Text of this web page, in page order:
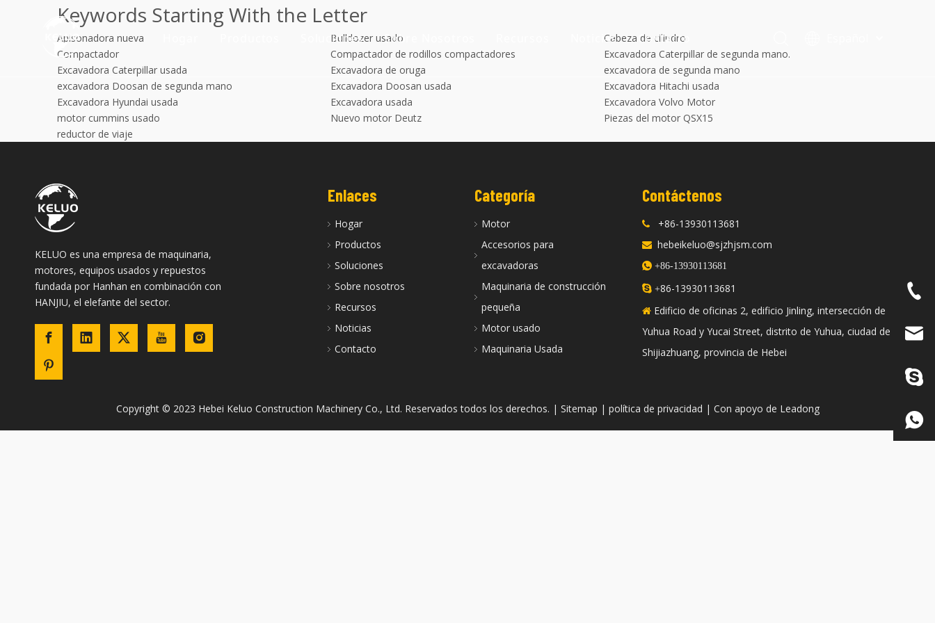
Accesorios para excavadoras
Maquinaria Usada
Soluciones Sobre Nosotros
Nuestra historia
Nuestra ventaja Preguntas más frecuentes
Noticias Contacto
Keywords Starting With the Letter
Apisonadora nueva Bulldozer usado
Cabeza de cilindro
Compactador
Compactador de rodillos compactadores
Excavadora Caterpillar de segunda mano.
Excavadora Caterpillar usada
Excavadora de oruga
excavadora de segunda mano
excavadora Doosan de segunda mano
Excavadora Doosan usada
Excavadora Hitachi usada
Excavadora Hyundai usada
Excavadora usada
Excavadora Volvo Motor
motor cummins usado
Nuevo motor Deutz
Piezas del motor QSX15
reductor de viaje
KELUO es una empresa de maquinaria,
motores, equipos usados ​​y repuestos
fundada por Hanhan en combinación con
HANJIU, el elefante del sector.
Enlaces
Hogar
Productos
Soluciones
Sobre nosotros
Recursos
Noticias
Contacto
Categoría
Motor
Accesorios para
excavadoras
Maquinaria de construcción
pequeña
Motor usado
Maquinaria Usada
Contáctenos
 +86-13930113681
 hebeikeluo@sjzhjsm.com
+86-13930113681
 +86-13930113681
Edificio de oficinas 2, edificio Jinling, intersección de
Yuhua Road y Yucai Street, distrito de Yuhua, ciudad de
Shijiazhuang, provincia de Hebei
​Copyright © 2023 Hebei Keluo Construction Machinery Co., Ltd. Reservados todos los derechos. | Sitemap | política de privacidad | Con apoyo de Leadong